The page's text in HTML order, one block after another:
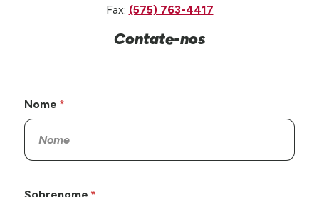
Fax: (575) 763-4417
Contate-nos
Nome